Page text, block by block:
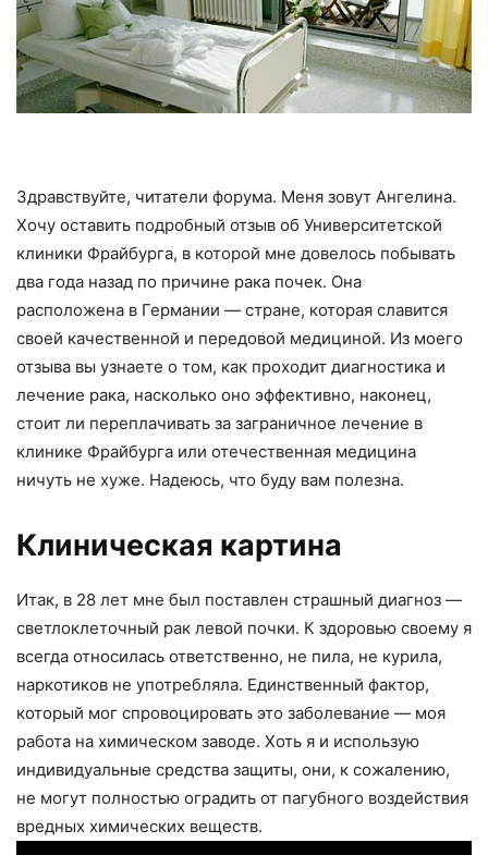
Здравствуйте, читатели форума. Меня зовут Ангелина.
Хочу оставить подробный отзыв об Университетской
клиники Фрайбурга, в которой мне довелось побывать
два года назад по причине рака почек. Она
расположена в Германии — стране, которая славится
своей качественной и передовой медициной. Из моего
отзыва вы узнаете о том, как проходит диагностика и
лечение рака, насколько оно эффективно, наконец,
стоит ли переплачивать за заграничное лечение в
клинике Фрайбурга или отечественная медицина
ничуть не хуже. Надеюсь, что буду вам полезна.
Клиническая картина
Итак, в 28 лет мне был поставлен страшный диагноз —
светлоклеточный рак левой почки. К здоровью своему я
всегда относилась ответственно, не пила, не курила,
наркотиков не употребляла. Единственный фактор,
который мог спровоцировать это заболевание — моя
работа на химическом заводе. Хоть я и использую
индивидуальные средства защиты, они, к сожалению,
не могут полностью оградить от пагубного воздействия
вредных химических веществ.